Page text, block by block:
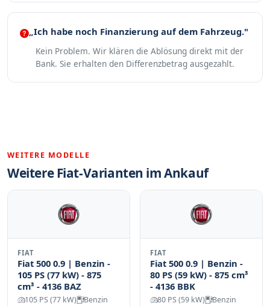
„Ich habe noch Finanzierung auf dem Fahrzeug."
Kein Problem. Wir klären die Ablösung direkt mit der
Bank. Sie erhalten den Differenzbetrag ausgezahlt.
WEITERE MODELLE
Weitere Fiat-Varianten im Ankauf
FIAT
Fiat 500 0.9 | Benzin -
105 PS (77 kW) - 875
cm³ - 4136 BAZ
105 PS (77 kW) Benzin
FIAT
Fiat 500 0.9 | Benzin -
80 PS (59 kW) - 875 cm³
- 4136 BBK
80 PS (59 kW) Benzin